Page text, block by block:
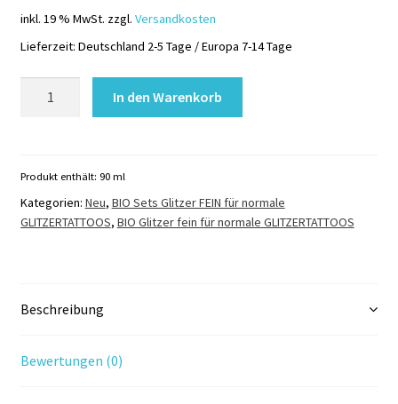
35,70 €
Preis
ist:
24,95 €.
inkl. 19 % MwSt. zzgl. Versandkosten
Lieferzeit: Deutschland 2-5 Tage / Europa 7-14 Tage
Menge
In den Warenkorb
Produkt enthält: 90 ml
Kategorien: Neu, BIO Sets Glitzer FEIN für normale
GLITZERTATTOOS, BIO Glitzer fein für normale GLITZERTATTOOS
Beschreibung
Bewertungen (0)